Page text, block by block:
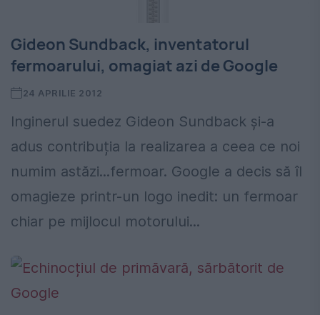
Gideon Sundback, inventatorul
fermoarului, omagiat azi de Google
24 APRILIE 2012
Inginerul suedez Gideon Sundback și-a
adus contribuția la realizarea a ceea ce noi
numim astăzi...fermoar. Google a decis să îl
omagieze printr-un logo inedit: un fermoar
chiar pe mijlocul motorului...